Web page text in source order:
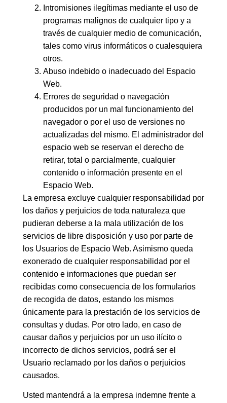
Intromisiones ilegítimas mediante el uso de
programas malignos de cualquier tipo y a
través de cualquier medio de comunicación,
tales como virus informáticos o cualesquiera
otros.
Abuso indebido o inadecuado del Espacio
Web.
Errores de seguridad o navegación
producidos por un mal funcionamiento del
navegador o por el uso de versiones no
actualizadas del mismo. El administrador del
espacio web se reservan el derecho de
retirar, total o parcialmente, cualquier
contenido o información presente en el
Espacio Web.
La empresa excluye cualquier responsabilidad por
los daños y perjuicios de toda naturaleza que
pudieran deberse a la mala utilización de los
servicios de libre disposición y uso por parte de
los Usuarios de Espacio Web. Asimismo queda
exonerado de cualquier responsabilidad por el
contenido e informaciones que puedan ser
recibidas como consecuencia de los formularios
de recogida de datos, estando los mismos
únicamente para la prestación de los servicios de
consultas y dudas. Por otro lado, en caso de
causar daños y perjuicios por un uso ilícito o
incorrecto de dichos servicios, podrá ser el
Usuario reclamado por los daños o perjuicios
causados.
Usted mantendrá a la empresa indemne frente a